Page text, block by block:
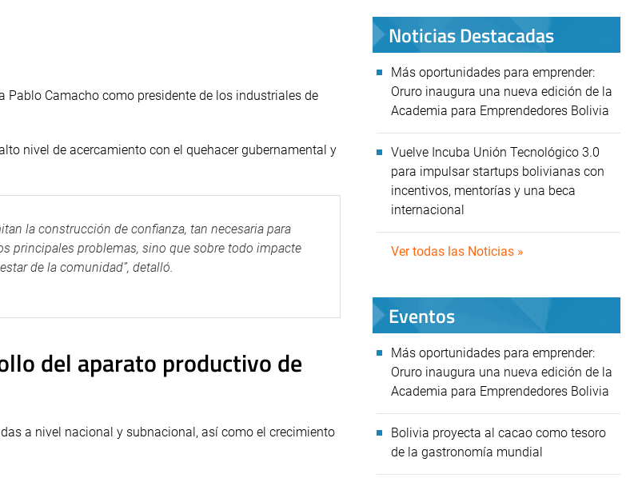
Pablo Camacho como presidente de los industriales de
nivel de acercamiento con el quehacer gubernamental y
la construcción de confianza, tan necesaria para
principales problemas, sino que sobre todo impacte
de la comunidad”, detalló.
del aparato productivo de
a nivel nacional y subnacional, así como el crecimiento
Noticias Destacadas
Más oportunidades para emprender:
Oruro inaugura una nueva edición de la
Academia para Emprendedores Bolivia
Vuelve Incuba Unión Tecnológico 3.0
para impulsar startups bolivianas con
incentivos, mentorías y una beca
internacional
Ver todas las Noticias »
Eventos
Más oportunidades para emprender:
Oruro inaugura una nueva edición de la
Academia para Emprendedores Bolivia
Bolivia proyecta al cacao como tesoro
de la gastronomía mundial